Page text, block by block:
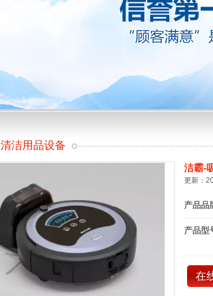
清洁用品设备
洁霸-
更新：
产品品
产品型
在